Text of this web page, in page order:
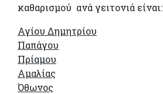
καθαρισμού ανά γειτονιά είναι:
Αγίου Δημητρίου
Παπάγου
Πρίαμου
Αμαλίας
Όθωνος